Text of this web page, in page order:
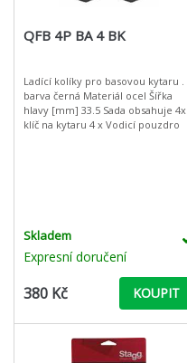
QFB 4P BA 4 BK
Ladící kolíky pro basovou kytaru .
barva černá Materiál ocel Šířka
hlavy [mm] 33.5 Sada obsahuje 4x
klíč na kytaru 4 x Vodicí pouzdro
Skladem
Expresní doručení
380 Kč KOUPIT